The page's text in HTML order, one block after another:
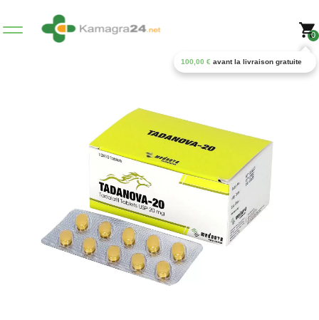
0
100,00 € avant la livraison gratuite